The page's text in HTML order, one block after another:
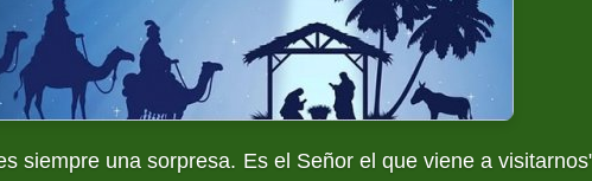
siempre una sorpresa. Es el Señor el que viene a